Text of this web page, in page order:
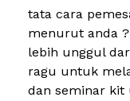
tata cara
menurut anda
lebih unggul
ragu untuk
dan seminar kit